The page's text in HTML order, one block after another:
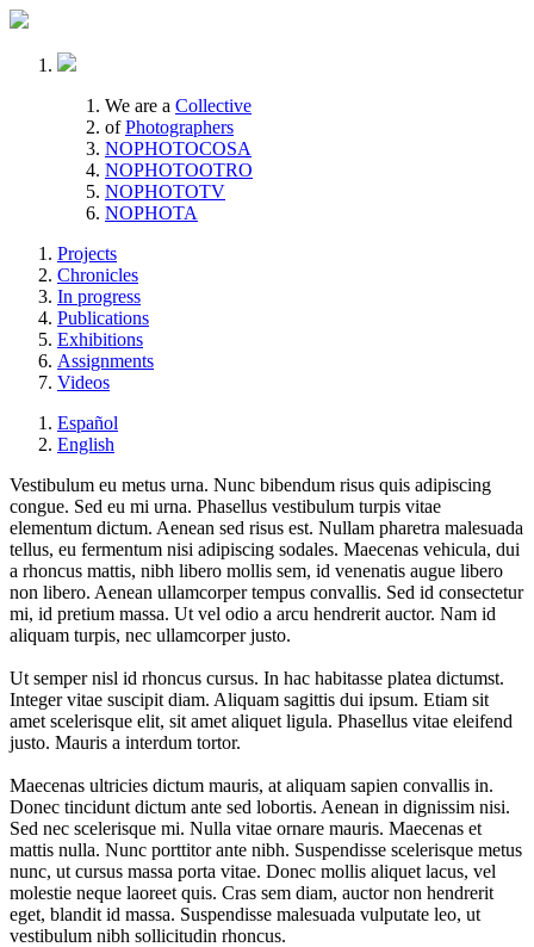
We are a Collective
of Photographers
NOPHOTOCOSA
NOPHOTOOTRO
NOPHOTOTV
NOPHOTA
Projects
Chronicles
In progress
Publications
Exhibitions
Assignments
Videos
Español
English
Vestibulum eu metus urna. Nunc bibendum risus quis adipiscing
congue. Sed eu mi urna. Phasellus vestibulum turpis vitae
elementum dictum. Aenean sed risus est. Nullam pharetra malesuada
tellus, eu fermentum nisi adipiscing sodales. Maecenas vehicula, dui
a rhoncus mattis, nibh libero mollis sem, id venenatis augue libero
non libero. Aenean ullamcorper tempus convallis. Sed id consectetur
mi, id pretium massa. Ut vel odio a arcu hendrerit auctor. Nam id
aliquam turpis, nec ullamcorper justo.
Ut semper nisl id rhoncus cursus. In hac habitasse platea dictumst.
Integer vitae suscipit diam. Aliquam sagittis dui ipsum. Etiam sit
amet scelerisque elit, sit amet aliquet ligula. Phasellus vitae eleifend
justo. Mauris a interdum tortor.
Maecenas ultricies dictum mauris, at aliquam sapien convallis in.
Donec tincidunt dictum ante sed lobortis. Aenean in dignissim nisi.
Sed nec scelerisque mi. Nulla vitae ornare mauris. Maecenas et
mattis nulla. Nunc porttitor ante nibh. Suspendisse scelerisque metus
nunc, ut cursus massa porta vitae. Donec mollis aliquet lacus, vel
molestie neque laoreet quis. Cras sem diam, auctor non hendrerit
eget, blandit id massa. Suspendisse malesuada vulputate leo, ut
vestibulum nibh sollicitudin rhoncus.